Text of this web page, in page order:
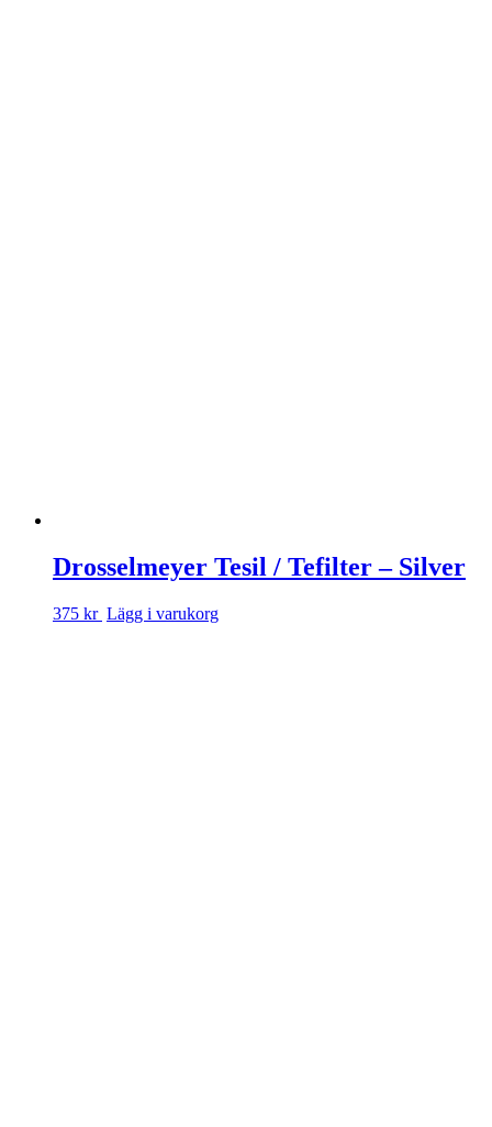
Drosselmeyer Tesil / Te­filter – Silver
375 kr Lägg i varukorg